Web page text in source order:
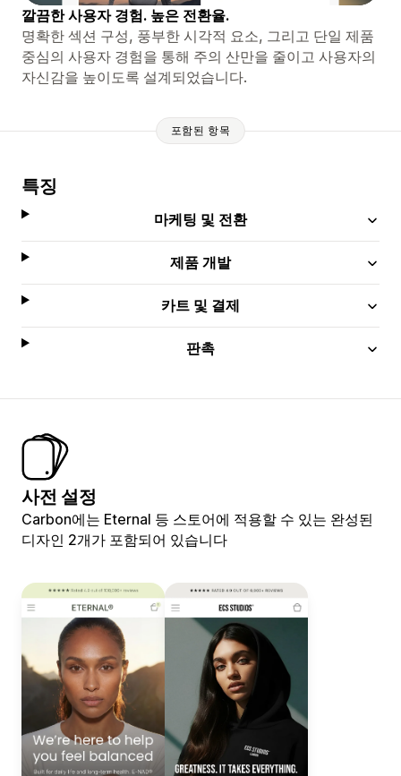
깔끔한 사용자 경험. 높은 전환율.
명확한 섹션 구성, 풍부한 시각적 요소, 그리고 단일 제품
중심의 사용자 경험을 통해 주의 산만을 줄이고 사용자의
자신감을 높이도록 설계되었습니다.
포함된 항목
특징
마케팅 및 전환
제품 개발
카트 및 결제
판촉
사전 설정
Carbon에는 Eternal 등 스토어에 적용할 수 있는 완성된
디자인 2개가 포함되어 있습니다